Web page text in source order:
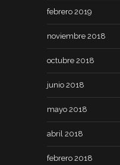
febrero 2019
noviembre 2018
octubre 2018
junio 2018
mayo 2018
abril 2018
febrero 2018